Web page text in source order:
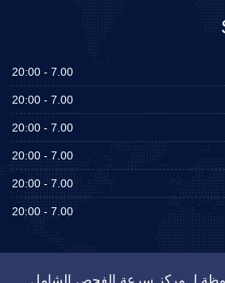
7.00 - 20:00
7.00 - 20:00
7.00 - 20:00
7.00 - 20:00
7.00 - 20:00
7.00 - 20:00